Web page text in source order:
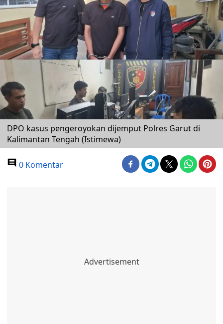
DPO kasus pengeroyokan dijemput Polres Garut di
Kalimantan Tengah (Istimewa)
0 Komentar